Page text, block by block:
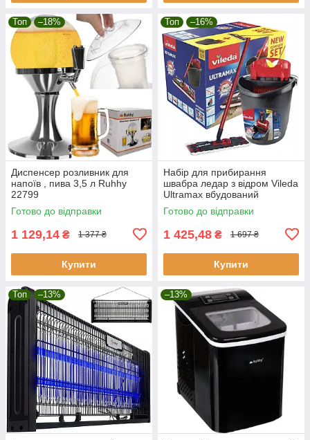
Топ –18%
Диспенсер розливник для
напоїв , пива 3,5 л Ruhhy
22799
Готово до відправки
1 129,14 ₴ 1 377 ₴
Купити
Топ –16%
Набір для прибирання
швабра ледар з відром Vileda
Ultramax вбудований
автоматичним віджиманням
Готово до відправки
1 425,48 ₴ 1 697 ₴
Купити
Топ –13% –13%